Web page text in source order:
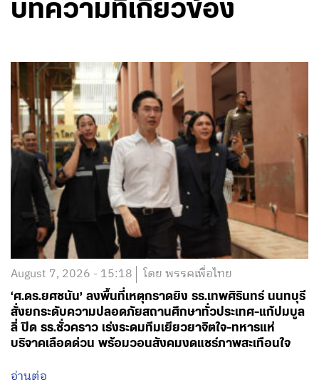
August 7, 2026 - 15:18 โดย พรรคเพื่อไทย
‘ศ.ดร.ยศชนัน’ ลงพื้นที่เหตุกราดยิง รร.เทพศิรินทร์ นนทบุรี
สั่งยกระดับความปลอดภัยสถานศึกษาทั่วประเทศ-แก้ปมบูล
ลี่ ปิด รร.ชั่วคราว เร่งระดมทีมเยียวยาจิตใจ-ทหารแห่
บริจาคเลือดด่วน พร้อมวอนสังคมงดแชร์ภาพสะเทือนใจ
อ่านต่อ